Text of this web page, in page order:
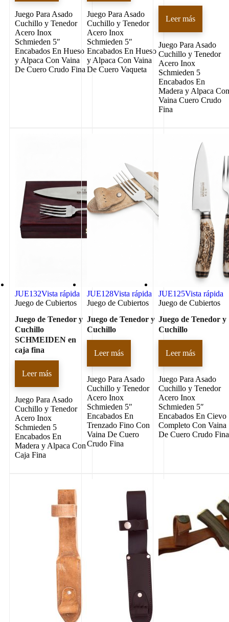
Juego Para Asado
Cuchillo y Tenedor
Acero Inox
Schmieden 5″
Encabados En Hueso
y Alpaca Con Vaina
De Cuero Crudo Fina
Juego Para Asado
Cuchillo y Tenedor
Acero Inox
Schmieden 5″
Encabados En Hueso
y Alpaca Con Vaina
De Cuero Vaqueta
Leer más
Juego Para Asado
Cuchillo y Tenedor
Acero Inox
Schmieden 5
Encabados En
Madera y Alpaca
Vaina Cuero Crudo
Fina
JUE132Vista rápida
Juego de Cubiertos
Juego de Tenedor y
Cuchillo
SCHMEIDEN en
caja fina
Leer más
Juego Para Asado
Cuchillo y Tenedor
Acero Inox
Schmieden 5
Encabados En
Madera y Alpaca Con
Caja Fina
JUE128Vista rápida
Juego de Cubiertos
Juego de Tenedor y
Cuchillo
Leer más
Juego Para Asado
Cuchillo y Tenedor
Acero Inox
Schmieden 5″
Encabados En
Trenzado Fino Con
Vaina De Cuero
Crudo Fina
JUE125Vista rápida
Juego de Cubiertos
Juego de Tenedor y
Cuchillo
Leer más
Juego Para Asado
Cuchillo y Tenedor
Acero Inox
Schmieden 5″
Encabados En Cievo
Completo Con Vaina
De Cuero Crudo Fina